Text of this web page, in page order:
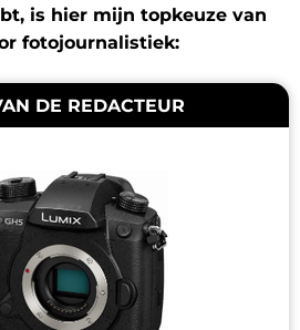
is hier mijn topkeuze van
fotojournalistiek:
DE REDACTEUR